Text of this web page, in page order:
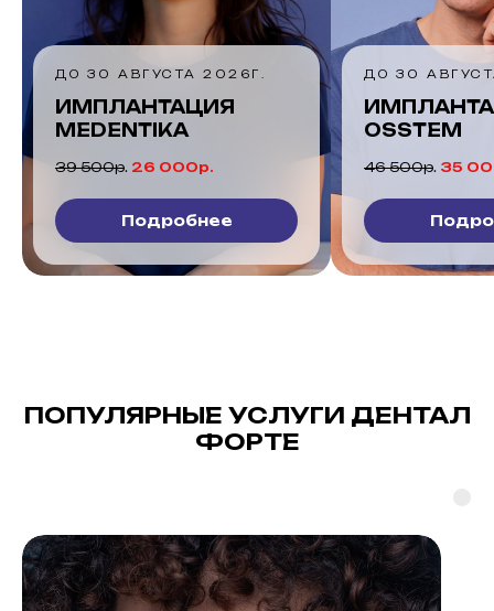
ДО 30 АВГУСТА 2026Г.
ИМПЛАНТАЦИЯ
OSSTEM
46 500р. 35 000р.
Подробнее
Забота о
ПОПУЛЯРНЫЕ УСЛУГИ ДЕНТАЛ
ФОРТЕ